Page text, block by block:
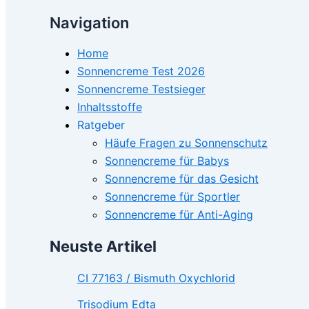
Navigation
Home
Sonnencreme Test 2026
Sonnencreme Testsieger
Inhaltsstoffe
Ratgeber
Häufe Fragen zu Sonnenschutz
Sonnencreme für Babys
Sonnencreme für das Gesicht
Sonnencreme für Sportler
Sonnencreme für Anti-Aging
Neuste Artikel
CI 77163 / Bismuth Oxychlorid
Trisodium Edta